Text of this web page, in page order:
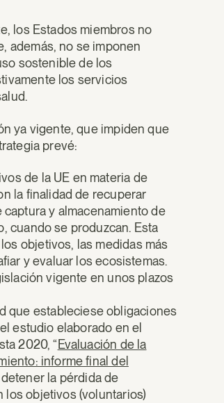
los Estados miembros no
además, no se imponen
sostenible de los
los servicios
ya vigente, que impiden que
prevé:
de la UE en materia de
la finalidad de recuperar
y almacenamiento de
cuando se produzcan. Esta
objetivos, las medidas más
y evaluar los ecosistemas.
vigente en unos plazos
que estableciese obligaciones
estudio elaborado en el
2020, “Evaluación de la
informe final del
la pérdida de
los objetivos (voluntarios)